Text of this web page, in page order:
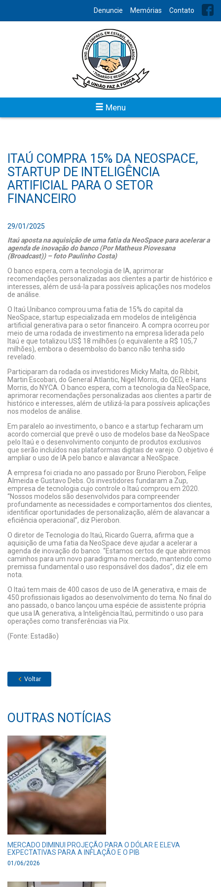
Denuncie Memórias Contato
Menu
ITAÚ COMPRA 15% DA NEOSPACE,
STARTUP DE INTELIGÊNCIA
ARTIFICIAL PARA O SETOR
FINANCEIRO
29/01/2025
Itaú aposta na aquisição de uma fatia da NeoSpace para acelerar a
agenda de inovação do banco (Por Matheus Piovesana
(Broadcast)) – foto Paulinho Costa)
O banco espera, com a tecnologia de IA, aprimorar
recomendações personalizadas aos clientes a partir de histórico e
interesses, além de usá-la para possíveis aplicações nos modelos
de análise.
O Itaú Unibanco comprou uma fatia de 15% do capital da
NeoSpace, startup especializada em modelos de inteligência
artificial generativa para o setor financeiro. A compra ocorreu por
meio de uma rodada de investimento na empresa liderada pelo
Itaú e que totalizou US$ 18 milhões (o equivalente a R$ 105,7
milhões), embora o desembolso do banco não tenha sido
revelado.
Participaram da rodada os investidores Micky Malta, do Ribbit,
Martin Escobari, do General Atlantic, Nigel Morris, do QED, e Hans
Morris, do NYCA. O banco espera, com a tecnologia da NeoSpace,
aprimorar recomendações personalizadas aos clientes a partir de
histórico e interesses, além de utilizá-la para possíveis aplicações
nos modelos de análise.
Em paralelo ao investimento, o banco e a startup fecharam um
acordo comercial que prevê o uso de modelos base da NeoSpace
pelo Itaú e o desenvolvimento conjunto de produtos exclusivos
que serão incluídos nas plataformas digitais de varejo. O objetivo é
ampliar o uso de IA pelo banco e alavancar a NeoSpace.
A empresa foi criada no ano passado por Bruno Pierobon, Felipe
Almeida e Gustavo Debs. Os investidores fundaram a Zup,
empresa de tecnologia cujo controle o Itaú comprou em 2020.
“Nossos modelos são desenvolvidos para compreender
profundamente as necessidades e comportamentos dos clientes,
identificar oportunidades de personalização, além de alavancar a
eficiência operacional”, diz Pierobon.
O diretor de Tecnologia do Itaú, Ricardo Guerra, afirma que a
aquisição de uma fatia da NeoSpace deve ajudar a acelerar a
agenda de inovação do banco. “Estamos certos de que abriremos
caminhos para um novo paradigma no mercado, mantendo como
premissa fundamental o uso responsável dos dados”, diz ele em
nota.
O Itaú tem mais de 400 casos de uso de IA generativa, e mais de
450 profissionais ligados ao desenvolvimento do tema. No final do
ano passado, o banco lançou uma espécie de assistente própria
que usa IA generativa, a Inteligência Itaú, permitindo o uso para
operações como transferências via Pix.
(Fonte: Estadão)
Voltar
OUTRAS NOTÍCIAS
MERCADO DIMINUI PROJEÇÃO PARA O DÓLAR E ELEVA
EXPECTATIVAS PARA A INFLAÇÃO E O PIB
01/06/2026